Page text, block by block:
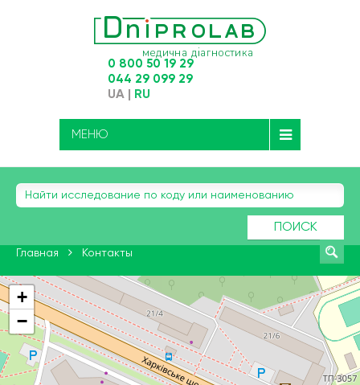
0 800 50 19 29
044 29 099 29
UA RU
МЕНЮ
ПОИСК
Главная Контакты
+
−